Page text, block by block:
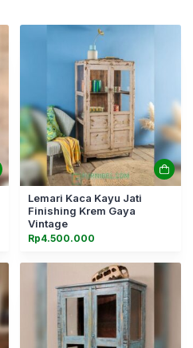
Lemari Kaca Kayu Jati
Finishing Krem Gaya
Vintage
Rp4.500.000